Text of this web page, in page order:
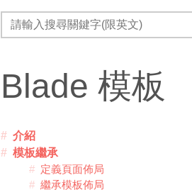
Blade 模板
介紹
模板繼承
定義頁面佈局
繼承模板佈局